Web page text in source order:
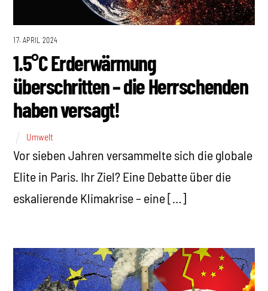
17. APRIL 2024
1.5°C Erderwärmung
überschritten – die Herrschenden
haben versagt!
Umwelt
Vor sieben Jahren versammelte sich die globale
Elite in Paris. Ihr Ziel? Eine Debatte über die
eskalierende Klimakrise – eine […]